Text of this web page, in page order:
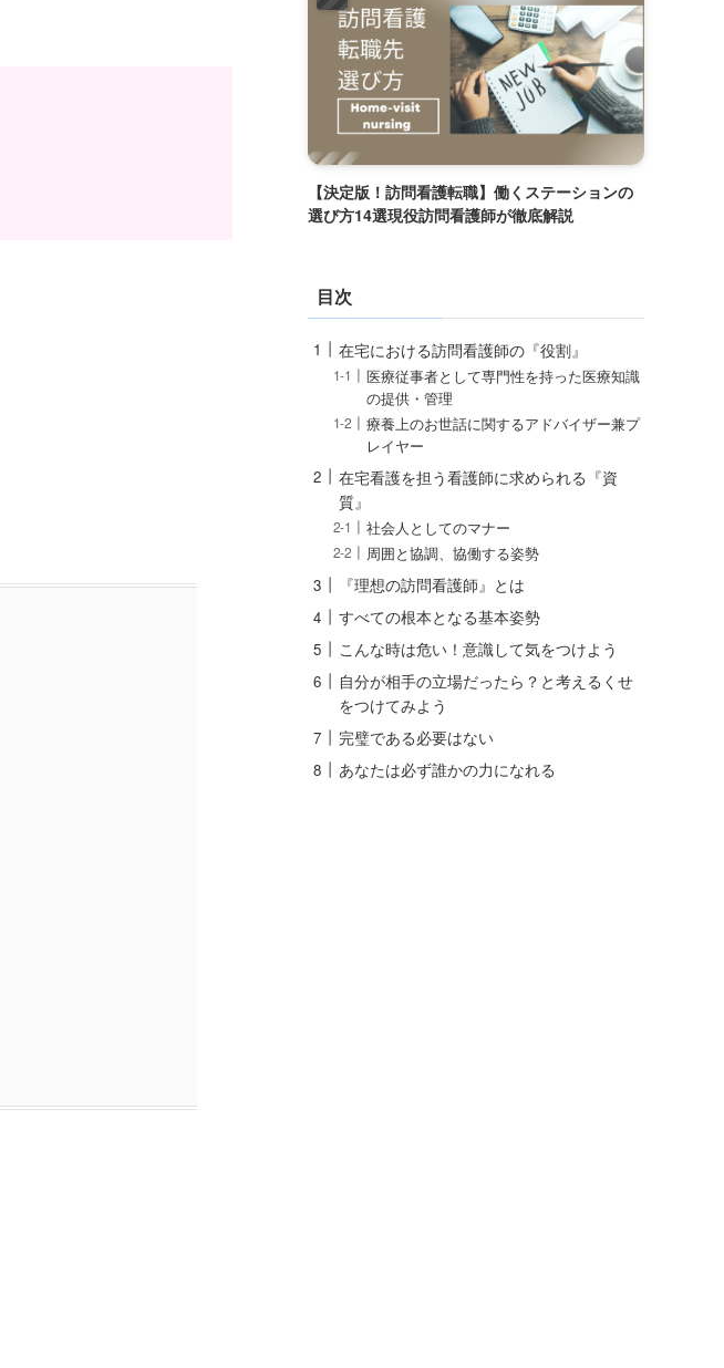
【決定版！訪問看護転職】働くステーションの
選び方14選現役訪問看護師が徹底解説
目次
在宅における訪問看護師の『役割』
医療従事者として専門性を持った医療知識
の提供・管理
療養上のお世話に関するアドバイザー兼プ
レイヤー
在宅看護を担う看護師に求められる『資
質』
社会人としてのマナー
周囲と協調、協働する姿勢
『理想の訪問看護師』とは
すべての根本となる基本姿勢
こんな時は危い！意識して気をつけよう
自分が相手の立場だったら？と考えるくせ
をつけてみよう
完璧である必要はない
あなたは必ず誰かの力になれる